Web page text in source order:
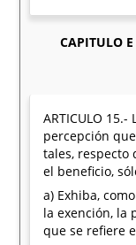
CAPITULO
ARTICULO
percepción
tales, respecto
el beneficio,
a) Exhiba,
la exención, la
que se refiere